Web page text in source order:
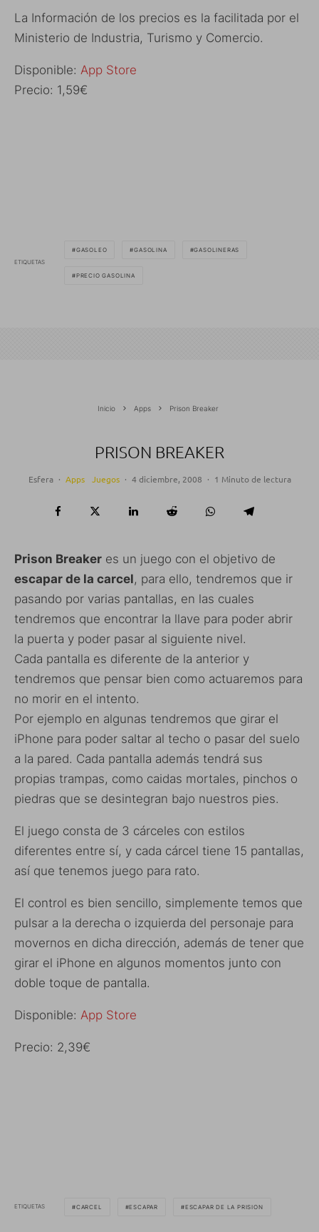
La Información de los precios es la facilitada por el
Ministerio de Industria, Turismo y Comercio.
Disponible: App Store
Precio: 1,59€
ETIQUETAS
GASOLEO GASOLINA GASOLINERAS
PRECIO GASOLINA
Inicio Apps Prison Breaker
PRISON BREAKER
Esfera · Apps Juegos · 4 diciembre, 2008 · 1 Minuto de lectura
Prison Breaker es un juego con el objetivo de
escapar de la carcel, para ello, tendremos que ir
pasando por varias pantallas, en las cuales
tendremos que encontrar la llave para poder abrir
la puerta y poder pasar al siguiente nivel.
Cada pantalla es diferente de la anterior y
tendremos que pensar bien como actuaremos para
no morir en el intento.
Por ejemplo en algunas tendremos que girar el
iPhone para poder saltar al techo o pasar del suelo
a la pared. Cada pantalla además tendrá sus
propias trampas, como caidas mortales, pinchos o
piedras que se desintegran bajo nuestros pies.
El juego consta de 3 cárceles con estilos
diferentes entre sí, y cada cárcel tiene 15 pantallas,
así que tenemos juego para rato.
El control es bien sencillo, simplemente temos que
pulsar a la derecha o izquierda del personaje para
movernos en dicha dirección, además de tener que
girar el iPhone en algunos momentos junto con
doble toque de pantalla.
Disponible: App Store
Precio: 2,39€
ETIQUETAS CARCEL ESCAPAR ESCAPAR DE LA PRISION